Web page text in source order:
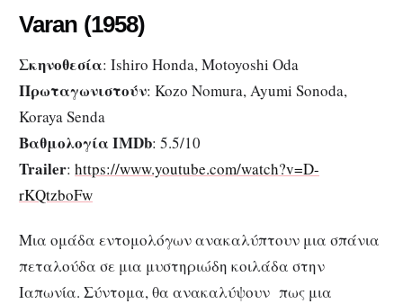
Varan (1958)
Σκηνοθεσία: Ishiro Honda, Motoyoshi Oda
Πρωταγωνιστούν: Kozo Nomura, Ayumi Sonoda,
Koraya Senda
Βαθμολογία IMDb: 5.5/10
Trailer: https://www.youtube.com/watch?v=D-
rKQtzboFw
Μια ομάδα εντομολόγων ανακαλύπτουν μια σπάνια
πεταλούδα σε μια μυστηριώδη κοιλάδα στην
Ιαπωνία. Σύντομα, θα ανακαλύψουν πως μια